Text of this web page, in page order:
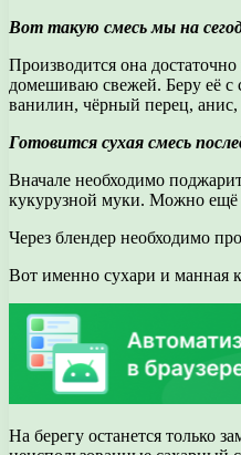
Вот такую смесь мы на
Производится она
домешиваю свежей. Беру её с
ванилин, чёрный перец, анис,
Готовится сухая смесь
Вначале необходимо
кукурузной муки. Можно ещё
Через блендер необходимо
Вот именно сухари и манная
На берегу останется только